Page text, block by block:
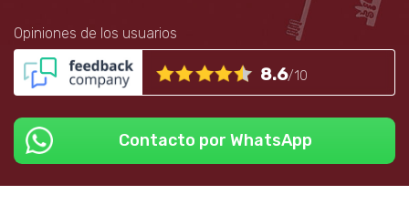
Opiniones de los usuarios
8.6/10
Contacto por WhatsApp